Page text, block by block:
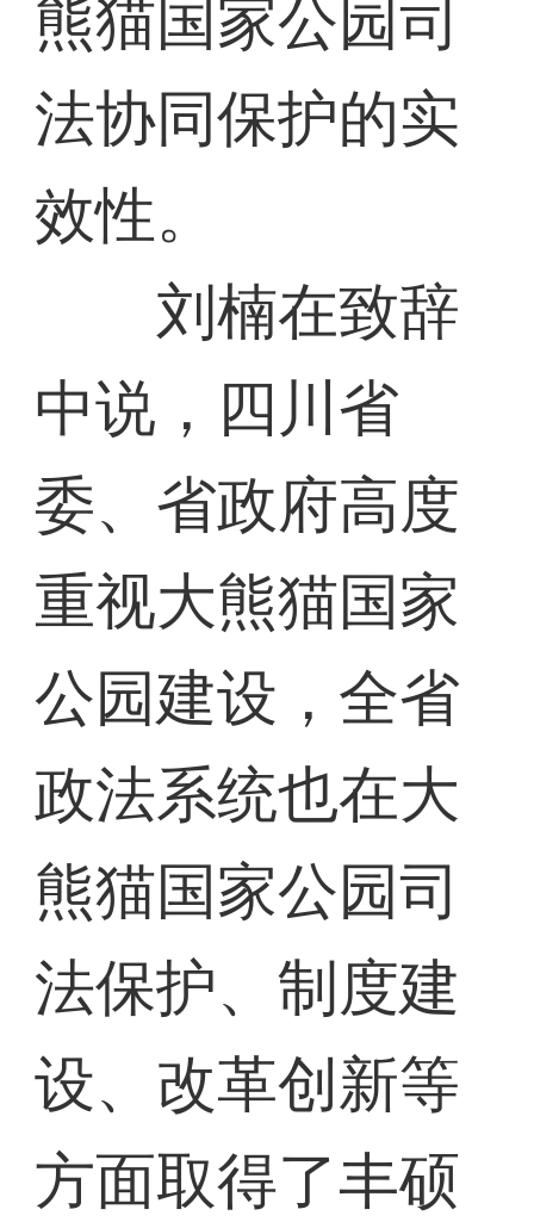
熊猫国家公园司
法协同保护的实
效性。
刘楠在致辞
中说，四川省
委、省政府高度
重视大熊猫国家
公园建设，全省
政法系统也在大
熊猫国家公园司
法保护、制度建
设、改革创新等
方面取得了丰硕